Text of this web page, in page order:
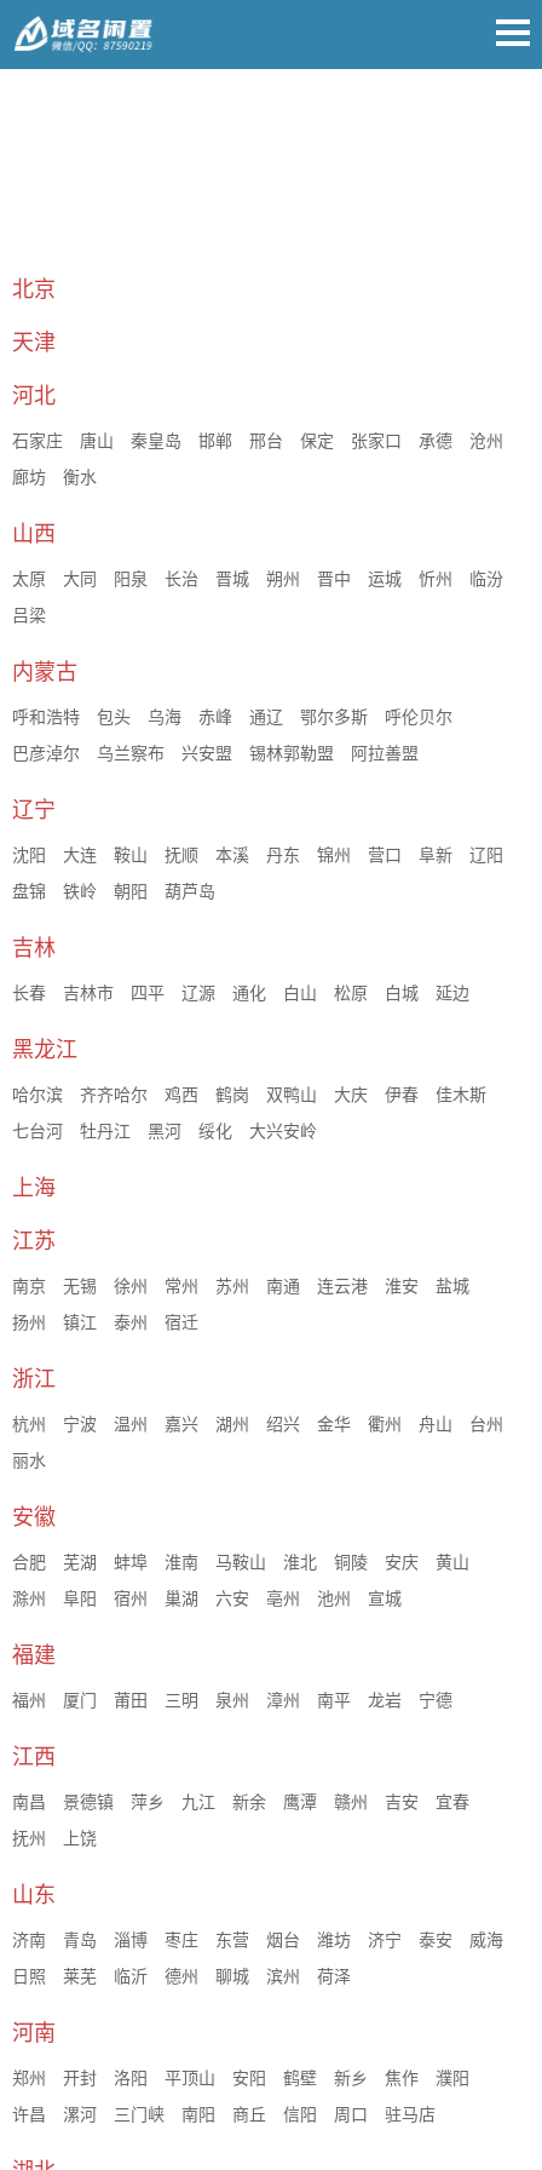
北京
天津
河北
石家庄 唐山 秦皇岛 邯郸 邢台 保定 张家口 承德
沧州
廊坊
衡水
山西
太原 大同 阳泉 长治 晋城 朔州 晋中 运城 忻州
临汾
吕梁
内蒙古
呼和浩特 包头 乌海 赤峰 通辽 鄂尔多斯
呼伦贝尔
巴彦淖尔
乌兰察布 兴安盟 锡林郭勒盟 阿拉善盟
辽宁
沈阳 大连 鞍山 抚顺 本溪 丹东 锦州 营口 阜新
辽阳
盘锦
铁岭 朝阳 葫芦岛
吉林
长春 吉林市 四平 辽源 通化 白山 松原 白城 延边
黑龙江
哈尔滨 齐齐哈尔 鸡西 鹤岗 双鸭山 大庆 伊春
佳木斯
七台河
牡丹江 黑河 绥化 大兴安岭
上海
江苏
南京 无锡 徐州 常州 苏州 南通 连云港 淮安
盐城
扬州
镇江 泰州 宿迁
浙江
杭州 宁波 温州 嘉兴 湖州 绍兴 金华 衢州 舟山
台州
丽水
安徽
合肥 芜湖 蚌埠 淮南 马鞍山 淮北 铜陵 安庆
黄山
滁州
阜阳 宿州 巢湖 六安 亳州 池州 宣城
福建
福州 厦门 莆田 三明 泉州 漳州 南平 龙岩 宁德
江西
南昌 景德镇 萍乡 九江 新余 鹰潭 赣州 吉安
宜春
抚州
上饶
山东
济南 青岛 淄博 枣庄 东营 烟台 潍坊 济宁 泰安
威海
日照
莱芜 临沂 德州 聊城 滨州 荷泽
河南
郑州 开封 洛阳 平顶山 安阳 鹤壁 新乡 焦作
濮阳
许昌
漯河 三门峡 南阳 商丘 信阳 周口 驻马店